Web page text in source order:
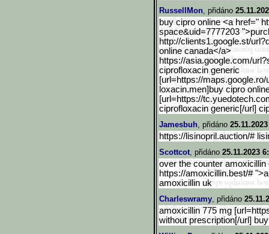
RussellMon, přidáno
buy cipro online <a href="
space&uid=7777203
http://clients1.google.st/url?
online canada</a>
https://asia.google.com/u
ciprofloxacin generic
[url=https://maps.google.ro/
loxacin.men]buy cipro
[url=https://
ciprofloxacin generic[/url]
Jamesbuh, přidáno
https://lisinopril.auction/#
Scottcot, přidáno 25.11.2023
over the counter amoxicillin
https://amoxicillin.best/#
amoxicillin uk
Charleswramy, přidáno
amoxicillin 775 mg
without prescription[/url]